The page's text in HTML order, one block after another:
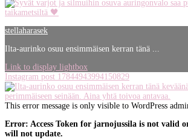
stellaharasek
Ilta-aurinko osuu ensimmäisen kerran tänä ...
Link to display lightbox
Instagram post 17844943994150829
This error message is only visible to WordPress
Error: Access Token for jarnojussila is not valid
will not update.